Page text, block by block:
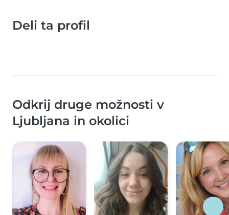
Deli ta profil
Odkrij druge možnosti v
Ljubljana in okolici